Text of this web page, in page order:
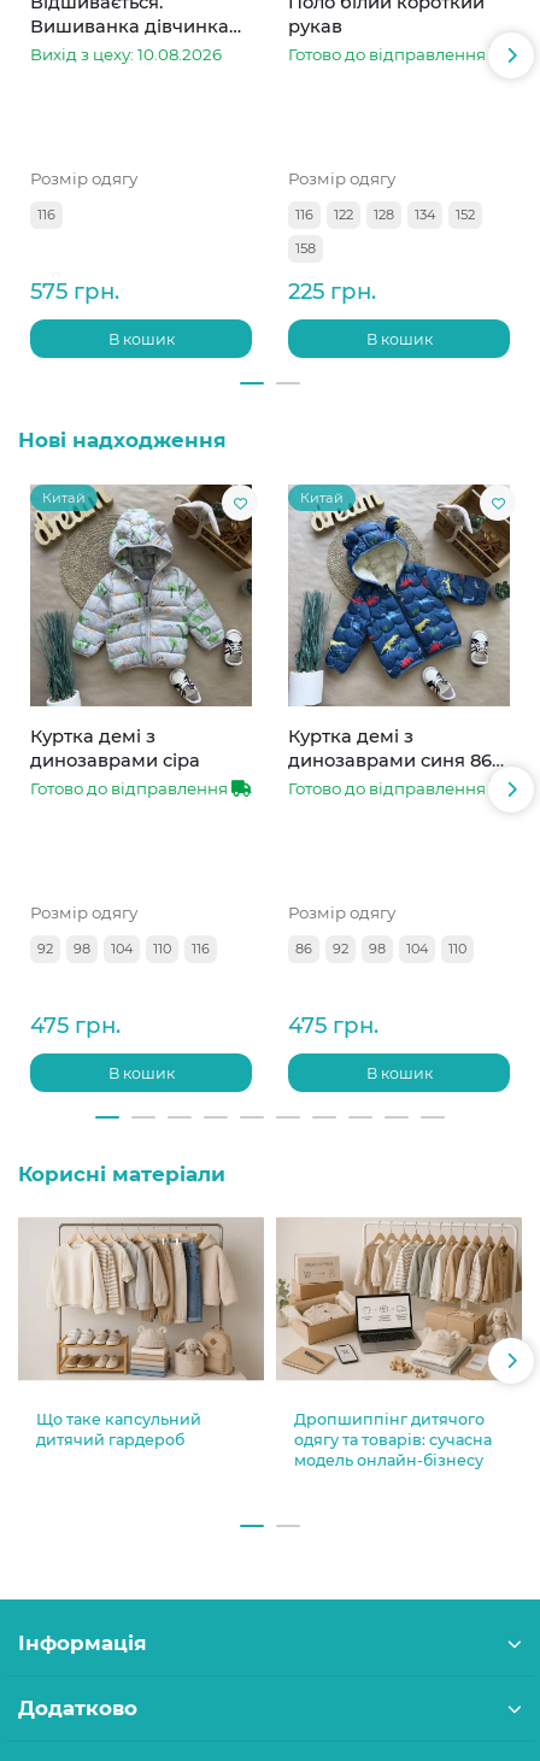
Вишиванка дівчинка
колоски
Вихід з цеху: 10.08.2026
Розмір одягу
116
575 грн.
В кошик
рукав
Готово до відправлення
Розмір одягу
116 122 128 134
152
158
225 грн.
В кошик
Нові надходження
Китай
Куртка демі з
динозаврами сіра
Готово до відправлення
Розмір одягу
92 98 104 110 116
475 грн.
В кошик
Китай
Куртка демі з
динозаврами синя 86-
110
Готово до відправлення
Розмір одягу
86 92 98 104 110
475 грн.
В кошик
Корисні матеріали
Що таке капсульний
дитячий гардероб
Дропшиппінг дитячого
одягу та товарів: сучасна
модель онлайн-бізнесу
Інформація
Додатково